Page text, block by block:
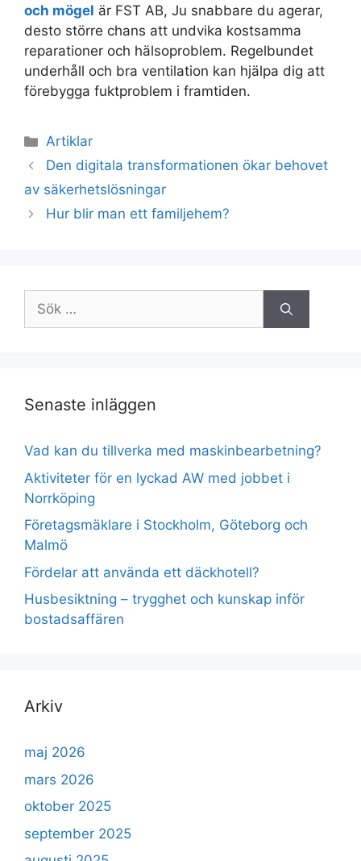
och mögel är FST AB, Ju snabbare du agerar,
desto större chans att undvika kostsamma
reparationer och hälsoproblem. Regelbundet
underhåll och bra ventilation kan hjälpa dig att
förebygga fuktproblem i framtiden.
Kategorier
Artiklar
Den digitala transformationen ökar behovet
av säkerhetslösningar
Hur blir man ett familjehem?
Sök
efter:
Senaste inläggen
Vad kan du tillverka med maskinbearbetning?
Aktiviteter för en lyckad AW med jobbet i
Norrköping
Företagsmäklare i Stockholm, Göteborg och
Malmö
Fördelar att använda ett däckhotell?
Husbesiktning – trygghet och kunskap inför
bostadsaffären
Arkiv
maj 2026
mars 2026
oktober 2025
september 2025